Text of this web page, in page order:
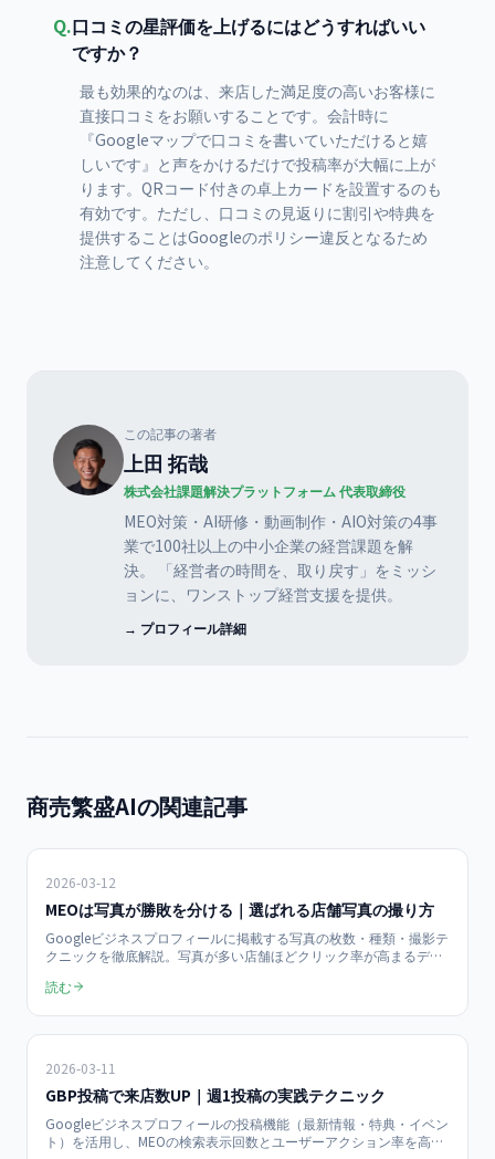
Q.口コミの星評価を上げるにはどうすればいい
ですか？
最も効果的なのは、来店した満足度の高いお客様に
直接口コミをお願いすることです。会計時に
『Googleマップで口コミを書いていただけると嬉
しいです』と声をかけるだけで投稿率が大幅に上が
ります。QRコード付きの卓上カードを設置するのも
有効です。ただし、口コミの見返りに割引や特典を
提供することはGoogleのポリシー違反となるため
注意してください。
この記事の著者
上田 拓哉
株式会社課題解決プラットフォーム 代表取締役
MEO対策・AI研修・動画制作・AIO対策の4事
業で100社以上の中小企業の経営課題を解
決。 「経営者の時間を、取り戻す」をミッシ
ョンに、ワンストップ経営支援を提供。
→ プロフィール詳細
商売繁盛AIの関連記事
2026-03-12
MEOは写真が勝敗を分ける｜選ばれる店舗写真の撮り方
Googleビジネスプロフィールに掲載する写真の枚数・種類・撮影テ
クニックを徹底解説。写真が多い店舗ほどクリック率が高まるデー
をまとめました。
読む
2026-03-11
GBP投稿で来店数UP｜週1投稿の実践テクニック
Googleビジネスプロフィールの投稿機能（最新情報・特典・イベン
ト）を活用し、MEOの検索表示回数とユーザーアクション率を高め